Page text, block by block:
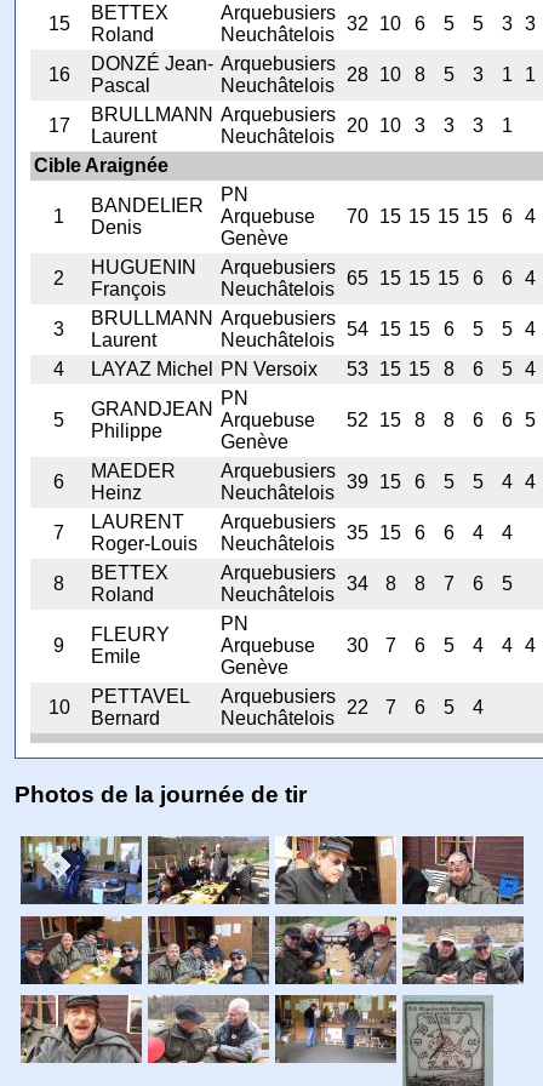
15
BETTEX
Roland
Arquebusiers
Neuchâtelois
32 10 6 5 5 3 3
16
DONZÉ Jean-
Pascal
Arquebusiers
Neuchâtelois
28 10 8 5 3 1 1
17
BRULLMANN
Laurent
Arquebusiers
Neuchâtelois
20 10 3 3 3
1
Cible Araignée
1
BANDELIER
Denis
PN
Arquebuse
Genève
70 15 15 15 15 6 4
2
HUGUENIN
François
Arquebusiers
Neuchâtelois
65 15 15 15 6 6 4
3
BRULLMANN
Laurent
Arquebusiers
Neuchâtelois
54 15 15 6 5 5
4
4
LAYAZ Michel PN Versoix 53 15 15 8 6 5 4
5
GRANDJEAN
Philippe
PN
Arquebuse
Genève
52 15 8 8 6 6 5
6
MAEDER
Heinz
Arquebusiers
Neuchâtelois
39 15 6 5 5 4 4
7
LAURENT
Roger-Louis
Arquebusiers
Neuchâtelois
35 15 6 6 4 4
8
BETTEX
Roland
Arquebusiers
Neuchâtelois
34 8 8 7 6 5
9
FLEURY
Emile
PN
Arquebuse
Genève
30 7 6 5 4 4 4
10
PETTAVEL
Bernard
Arquebusiers
Neuchâtelois
22 7 6 5 4
Photos de la journée de tir